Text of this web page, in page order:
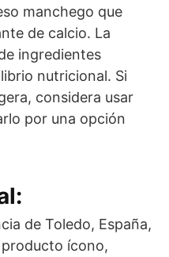
manchego que
de calcio. La
ingredientes
nutricional. Si
considera usar
por una opción
de Toledo, España,
ícono,